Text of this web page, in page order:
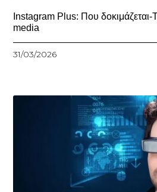
Instagram Plus: Που δοκιμάζεται-
media
31/03/2026